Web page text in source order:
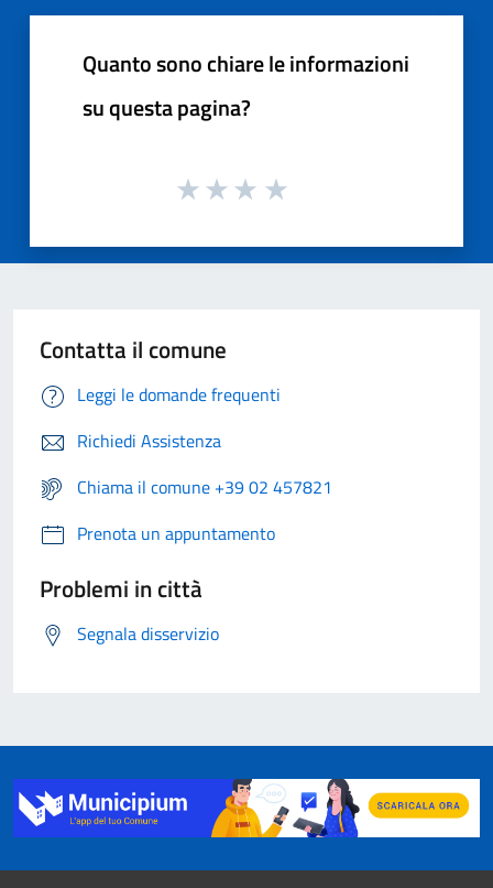
Quanto sono chiare le informazioni
su questa pagina?
Contatta il comune
Leggi le domande frequenti
Richiedi Assistenza
Chiama il comune +39 02 457821
Prenota un appuntamento
Problemi in città
Segnala disservizio